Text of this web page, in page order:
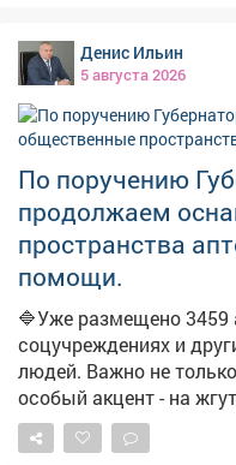
операторов снизились на 9%. На штабе
текущую обстановку
спрос удалось снять,
сократились. Для
налаживается
сетями,
операторами. Власти фиксируют жалобы из
отдельных поселений
поручено отслеживать
отрабатывать
повысит долю работающих АЗС.
уборочной кампании
чёткий график поставок.
Денис Ильин
5 августа 2026
По поручению
продолжаем
пространства
помощи.
🔷Уже размещено 3459
соцучреждениях и
людей. Важно не
особый акцент - на
кровотечений. ➡️Параллельно продолжаем
мониторинг укрытий.